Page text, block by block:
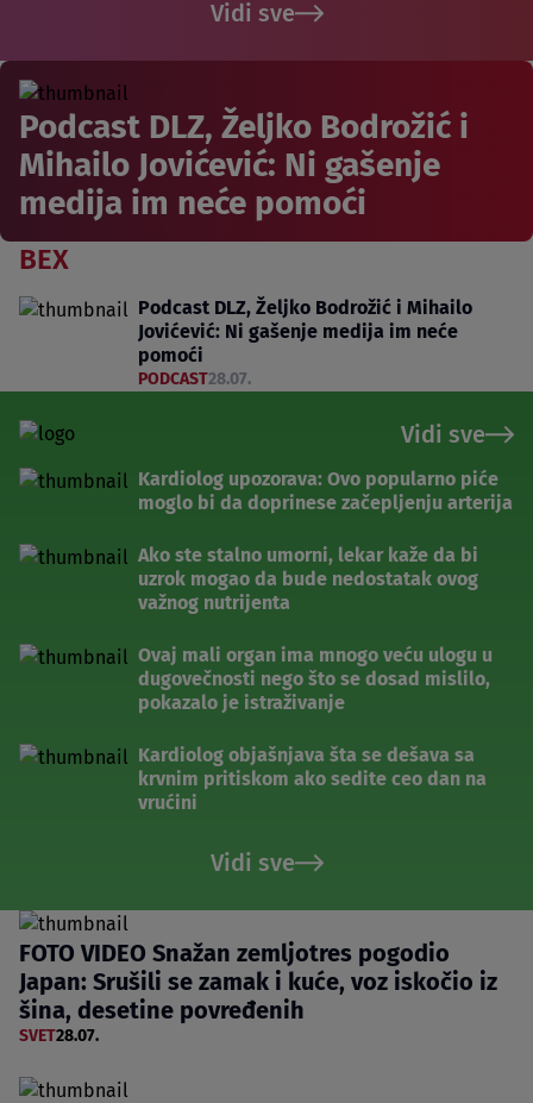
Vidi sve
Podcast DLZ, Željko Bodrožić i
Mihailo Jovićević: Ni gašenje
medija im neće pomoći
BEX
Podcast DLZ, Željko Bodrožić i Mihailo
Jovićević: Ni gašenje medija im neće
pomoći
PODCAST28.07.
Vidi sve
Kardiolog upozorava: Ovo popularno piće
moglo bi da doprinese začepljenju arterija
Ako ste stalno umorni, lekar kaže da bi
uzrok mogao da bude nedostatak ovog
važnog nutrijenta
Ovaj mali organ ima mnogo veću ulogu u
dugovečnosti nego što se dosad mislilo,
pokazalo je istraživanje
Kardiolog objašnjava šta se dešava sa
krvnim pritiskom ako sedite ceo dan na
vrućini
Vidi sve
FOTO VIDEO Snažan zemljotres pogodio
Japan: Srušili se zamak i kuće, voz iskočio iz
šina, desetine povređenih
SVET28.07.